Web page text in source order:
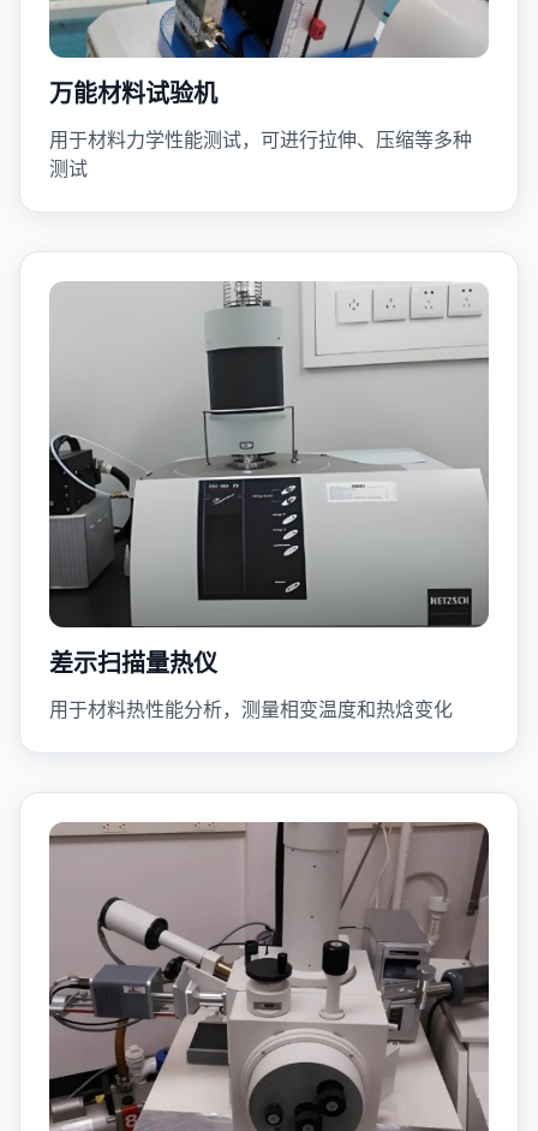
万能材料试验机
用于材料力学性能测试，可进行拉伸、压缩等多种
测试
差示扫描量热仪
用于材料热性能分析，测量相变温度和热焓变化